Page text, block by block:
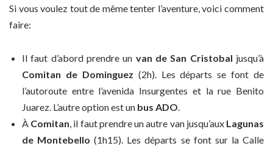
Si vous voulez tout de même tenter l’aventure, voici comment
faire:
Il faut d’abord prendre un van de San Cristobal jusqu’à
Comitan de Dominguez (2h). Les départs se font de
l’autoroute entre l’avenida Insurgentes et la rue Benito
Juarez. L’autre option est un bus ADO
À Comitan , il faut prendre un autre van jusqu’auxLagunas
de Montebello(1h15). Les départs se font sur la Calle